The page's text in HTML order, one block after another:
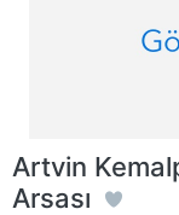
Artvin
Arsası